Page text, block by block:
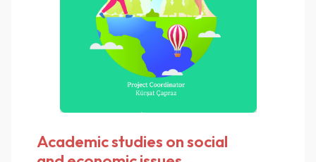
Academic studies on social